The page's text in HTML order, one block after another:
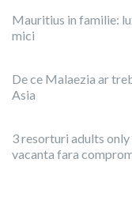
Mauritius in familie:
mici
De ce Malaezia ar
Asia
3 resorturi adults
vacanta fara